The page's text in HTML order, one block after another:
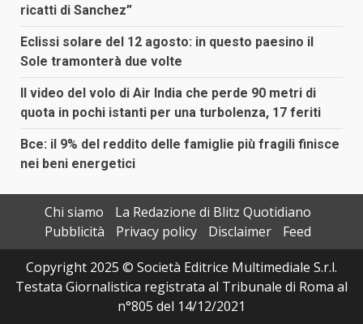
ricatti di Sanchez”
Eclissi solare del 12 agosto: in questo paesino il
Sole tramonterà due volte
Il video del volo di Air India che perde 90 metri di
quota in pochi istanti per una turbolenza, 17 feriti
Bce: il 9% del reddito delle famiglie più fragili finisce
nei beni energetici
Chi siamo
La Redazione di Blitz Quotidiano
Pubblicità
Privacy policy Disclaimer
Feed
Copyright 2025 © Società Editrice Multimediale S.r.l.
Testata Giornalistica registrata al Tribunale di Roma al
n°805 del 14/12/2021